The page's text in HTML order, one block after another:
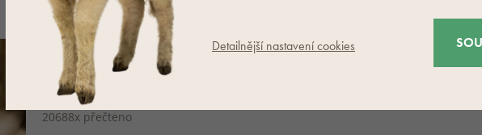
Recept na tradiční vánočku
20688x přečteno
Detailnější nastavení cookies